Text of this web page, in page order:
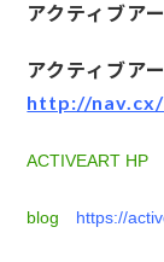
アクティブア
アクティブア
http://nav.cx/
ACTIVEART HP
blog https://